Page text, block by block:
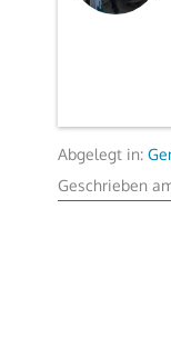
Abgelegt in:
Geschrieben